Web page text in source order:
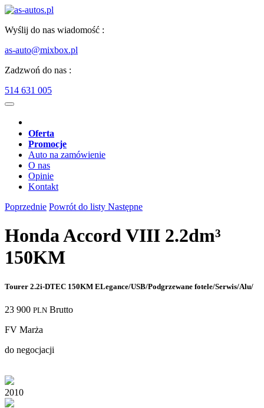
Wyślij do nas wiadomość :
as-auto@mixbox.pl
Zadzwoń do nas :
514 631 005
Oferta
Promocje
Auto na zamówienie
O nas
Opinie
Kontakt
Poprzednie Powrót do listy Następne
Honda Accord VIII 2.2dm³
150KM
Tourer 2.2i-DTEC 150KM ELegance/USB/Podgrzewane fotele/Serwis/Alu/
23 900 PLN Brutto
FV Marża
do negocjacji
2010